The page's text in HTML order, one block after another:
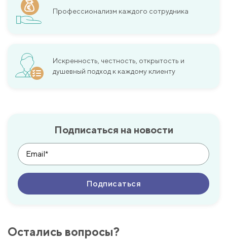
Профессионализм каждого сотрудника
Искренность, честность, открытость и
душевный подход к каждому клиенту
Подписаться на новости
Остались вопросы?